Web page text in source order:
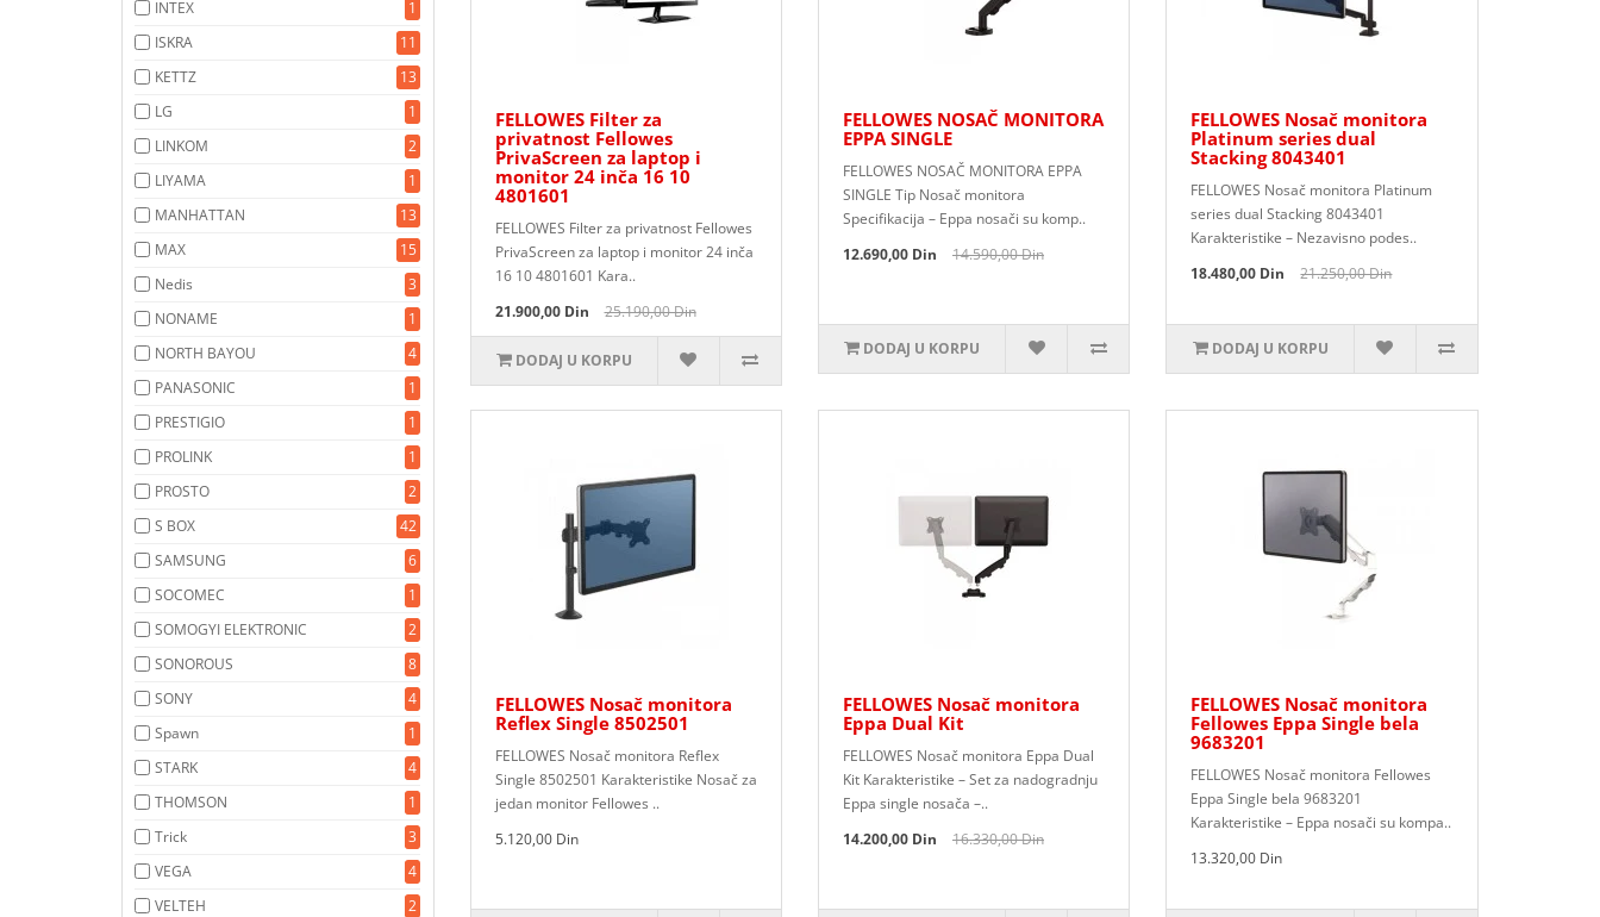
INTEX
1
ISKRA
11
KETTZ
13
LG
1
LINKOM
2
LIYAMA
1
MANHATTAN
13
MAX
15
Nedis
3
NONAME
1
NORTH BAYOU
4
PANASONIC
1
PRESTIGIO
1
PROLINK
1
PROSTO
2
S BOX
42
SAMSUNG
6
SOCOMEC
1
SOMOGYI ELEKTRONIC
2
SONOROUS
8
SONY
4
Spawn
1
STARK
4
THOMSON
1
Trick
3
VEGA
4
VELTEH
2
FELLOWES Filter za
privatnost Fellowes
PrivaScreen za laptop i
monitor 24 inča 16 10
4801601
FELLOWES Filter za privatnost Fellowes
PrivaScreen za laptop i monitor 24 inča
16 10 4801601 Kara..
21.900,00 Din
25.190,00 Din
DODAJ U KORPU
FELLOWES NOSAČ MONITORA
EPPA SINGLE
FELLOWES NOSAČ MONITORA EPPA
SINGLE Tip Nosač monitora
Specifikacija – Eppa nosači su komp..
12.690,00 Din
14.590,00 Din
DODAJ U KORPU
FELLOWES Nosač monitora
Platinum series dual
Stacking 8043401
FELLOWES Nosač monitora Platinum
series dual Stacking 8043401
Karakteristike – Nezavisno podes..
18.480,00 Din
21.250,00 Din
DODAJ U KORPU
FELLOWES Nosač monitora
Reflex Single 8502501
FELLOWES Nosač monitora Reflex
Single 8502501 Karakteristike Nosač za
jedan monitor Fellowes ..
5.120,00 Din
FELLOWES Nosač monitora
Eppa Dual Kit
FELLOWES Nosač monitora Eppa Dual
Kit Karakteristike – Set za nadogradnju
Eppa single nosača –..
14.200,00 Din
16.330,00 Din
FELLOWES Nosač monitora
Fellowes Eppa Single bela
9683201
FELLOWES Nosač monitora Fellowes
Eppa Single bela 9683201
Karakteristike – Eppa nosači su kompa..
13.320,00 Din